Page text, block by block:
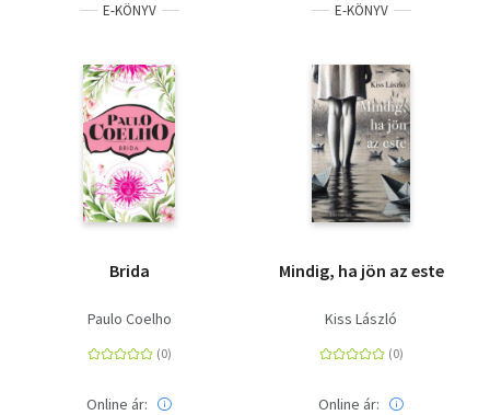
E-KÖNYV
Brida
Paulo Coelho
Online ár:
E-KÖNYV
Mindig, ha jön az este
Kiss László
Online ár: